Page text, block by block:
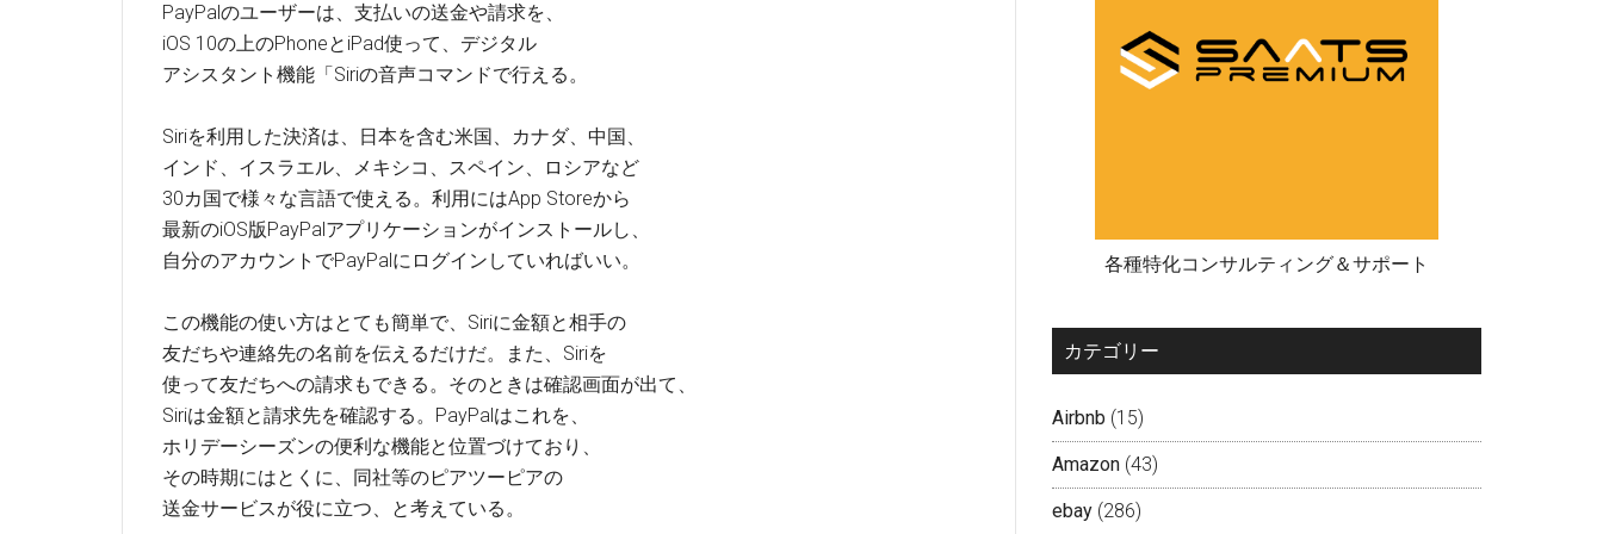
PayPalのユーザーは、支払いの送金や請求を、
iOS 10の上のPhoneとiPad使って、デジタル
アシスタント機能「Siriの音声コマンドで行える。
Siriを利用した決済は、日本を含む米国、カナダ、中国、
インド、イスラエル、メキシコ、スペイン、ロシアなど
30カ国で様々な言語で使える。利用にはApp Storeから
最新のiOS版PayPalアプリケーションがインストールし、
自分のアカウントでPayPalにログインしていればいい。
この機能の使い方はとても簡単で、Siriに金額と相手の
友だちや連絡先の名前を伝えるだけだ。また、Siriを
使って友だちへの請求もできる。そのときは確認画面が出て、
Siriは金額と請求先を確認する。PayPalはこれを、
ホリデーシーズンの便利な機能と位置づけており、
その時期にはとくに、同社等のピアツーピアの
送金サービスが役に立つ、と考えている。
各種特化コンサルティング＆サポート
カテゴリー
Airbnb (15)
Amazon (43)
ebay (286)